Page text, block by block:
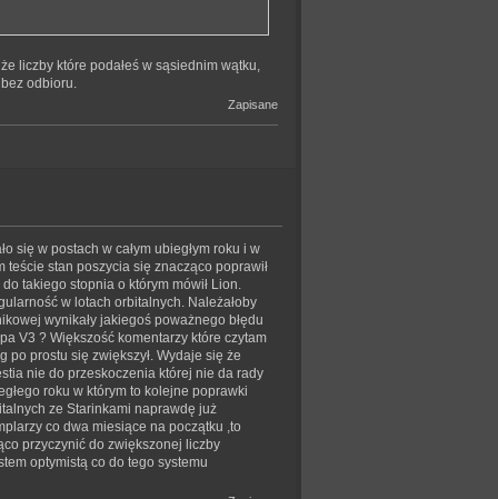
liczby które podałeś w sąsiednim wątku,
odbioru.
Zapisane
się w postach w całym ubiegłym roku i w
teście stan poszycia się znacząco poprawił
takiego stopnia o którym mówił Lion.
w lotach orbitalnych. Należałoby
wynikały jakiegoś poważnego błędu
V3 ? Większość komentarzy które czytam
po prostu się zwiększył. Wydaje się że
nie do przeskoczenia której nie da rady
roku w którym to kolejne poprawki
ze Starinkami naprawdę już
co dwa miesiące na początku ,to
przyczynić do zwiększonej liczby
optymistą co do tego systemu